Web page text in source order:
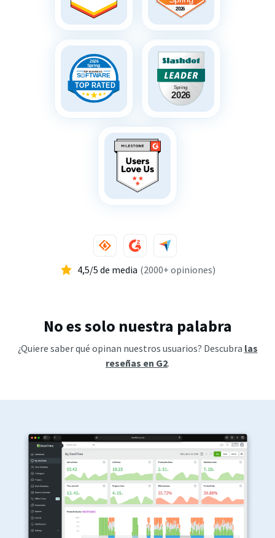
4,5/5 de media (2000+ opiniones)
No es solo nuestra palabra
¿Quiere saber qué opinan nuestros usuarios? Descubra las
reseñas en G2.